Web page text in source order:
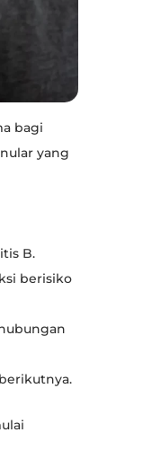
bagi
yang
B.
berisiko